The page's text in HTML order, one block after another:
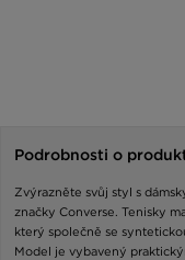
Podrobnosti o
Zvýrazněte svůj styl s
značky Converse. Tenisky
který společně se
Model je vybavený